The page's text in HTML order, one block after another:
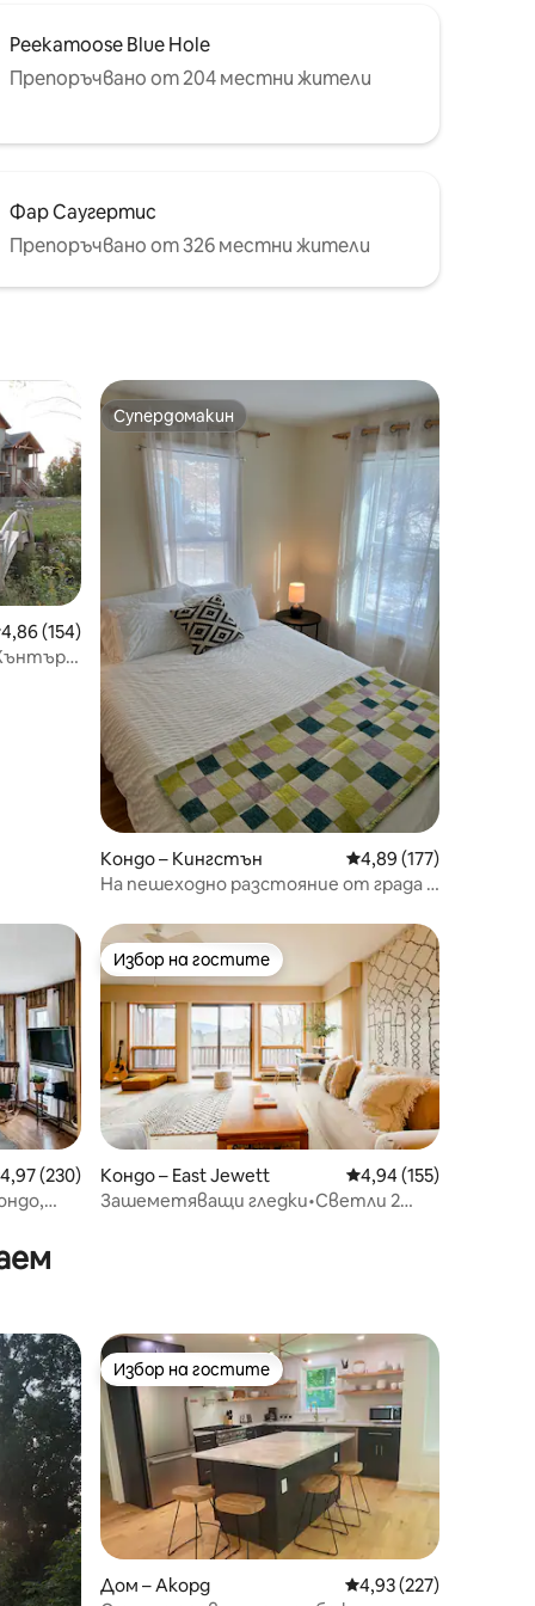
Peekamoose Blue Hole
Препоръчвано от 204 местни жители
Фар Саугертис
Препоръчвано от 326 местни жители
оценка: 4,86 от 5, 154 отзива
4,86 (154)
Супердомакин
Супердомакин
Кондо – Кингстън Средна оценка: 4,89
4,89 (177)
На пешеходно разстояние от града и
оценка: 4,97 от 5, 230 отзива
4,97 (230)
Избор на гостите
Избор на гостите
Кондо – East Jewett Средна оценка: 4,94
4,94 (155)
Зашеметяващи гледки•Светли 2
Избор на гостите
Избор на гостите
Дом – Акорд Средна оценка: 4,93
4,93 (227)